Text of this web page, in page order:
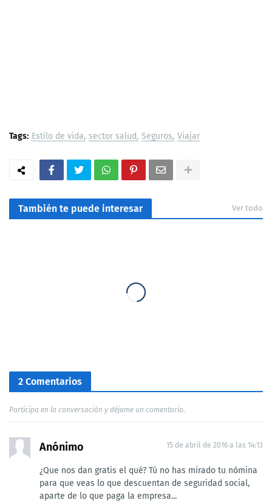
Tags: Estilo de vida sector salud Seguros Viajar
También te puede interesar Ver todo
2 Comentarios
Participa en la conversación y déjame un comentario.
Anónimo 15 de abril de 2016 a las 14:13
¿Que nos dan gratis el qué? Tú no has mirado tu nómina
para que veas lo que descuentan de seguridad social,
aparte de lo que paga la empresa...